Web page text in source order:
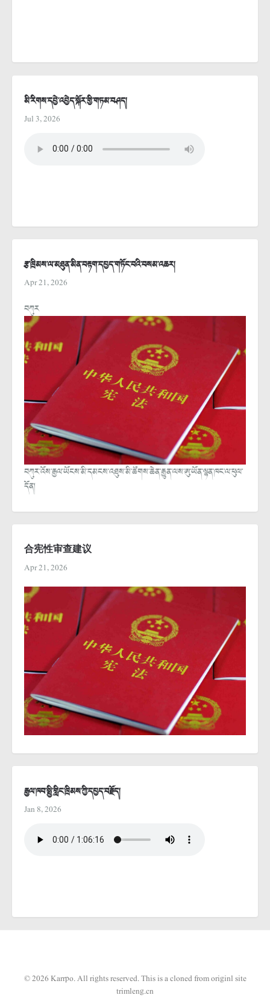
མི་རིགས་དབྱེ་འབྱེད་སྐོར་གྱི་གཏམ་བཤད།
Jul 3, 2026
རྩ་ཁྲིམས་ལ་མཐུན་མིན་བརྟག་དཔྱད་གཏོང་བའི་བསམ་འཆར།
Apr 21, 2026
བཀུར
བཀུར་འོས་རྒྱལ་ཡོངས་མི་དམངས་འཐུས་མི་ཚོགས་ཆེན་རྒྱུན་ལས་ཨུ་ཡོན་ལྷན་ཁང་ལ་ཕུལ་
དོན།
合宪性审查建议
Apr 21, 2026
རྒྱལ་ཁབ་སྤྱི་གླིང་ཁྲིམས་ཀྱི་དཔྱད་བརྗོད།
Jan 8, 2026
© 2026 Karrpo. All rights reserved.This is a cloned from originl site
trimleng.cn